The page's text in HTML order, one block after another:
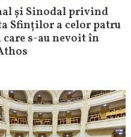
și Sinodal privind
Sfinților a celor patru
s-au nevoit în